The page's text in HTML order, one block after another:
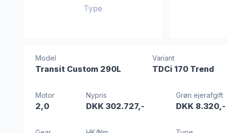
Type
Model
Transit Custom 290L
Variant
TDCi 170 Trend
Motor
2,0
Nypris
DKK 302.727,-
Grøn ejerafgift
DKK 8.320,-